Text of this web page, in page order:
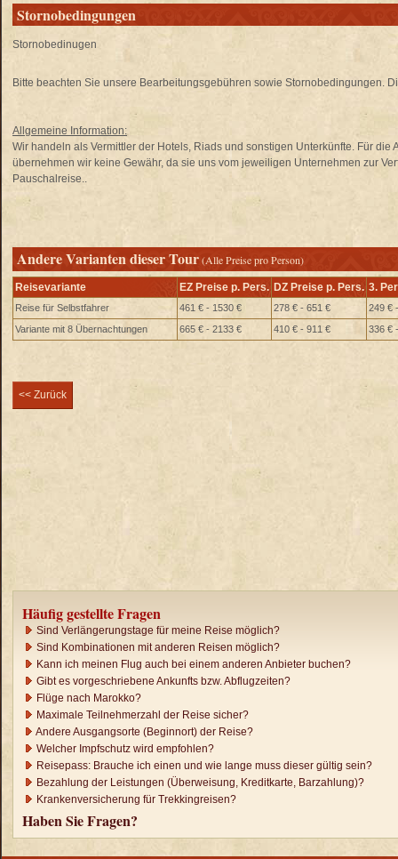
Stornobedingungen
Stornobedinugen
Bitte beachten Sie unsere Bearbeitungsgebühren sowie Stornobedingungen.
Allgemeine Information:
Wir handeln als Vermittler der Hotels, Riads und sonstigen Unterkünfte. Für
übernehmen wir keine Gewähr, da sie uns vom jeweiligen Unternehmen zur
Pauschalreise..
Andere Varianten dieser Tour(Alle Preise pro Person)
Reisevariante EZ Preise p. Pers. DZ Preise p. Pers. 3.
Reise für Selbstfahrer 461 € - 1530 € 278 € - 651 €
249 €
Variante mit 8 Übernachtungen
665 € - 2133 € 410 € - 911 € 336 €
<< Zurück
Häufig gestellte Fragen
Sind Verlängerungstage für meine Reise möglich?
Sind Kombinationen mit anderen Reisen möglich?
Kann ich meinen Flug auch bei einem anderen Anbieter buchen?
Gibt es vorgeschriebene Ankunfts bzw. Abflugzeiten?
Flüge nach Marokko?
Maximale Teilnehmerzahl der Reise sicher?
Andere Ausgangsorte (Beginnort) der Reise?
Welcher Impfschutz wird empfohlen?
Reisepass: Brauche ich einen und wie lange muss dieser gültig sein?
Bezahlung der Leistungen (Überweisung, Kreditkarte, Barzahlung)?
Krankenversicherung für Trekkingreisen?
Haben Sie Fragen?